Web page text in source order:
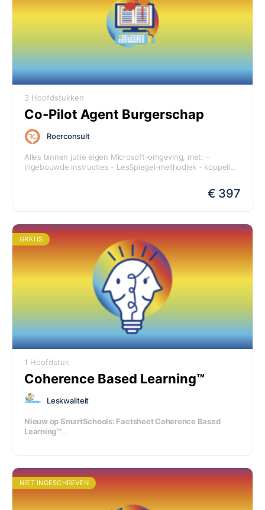
3 Hoofdstukken
Co-Pilot Agent Burgerschap
Roerconsult
Alles binnen jullie eigen Microsoft-omgeving, met: -
ingebouwde instructies - LesSpiegel-methodiek - koppeling
Copilot werken betekent dit één ding: Je hoeft niet meer te
kiezen tussen Microsoft of ChatGPT. Onze LesSpiegel-€ 397
GRATIS
1 Hoofdstuk
Coherence Based Learning™
Leskwaliteit
Nieuw op SmartSchools: Factsheet Coherence Based
Learning™
NIET INGESCHREVEN